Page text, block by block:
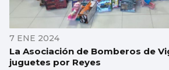
7 ENE 2024
La Asociación de Bomberos de
juguetes por Reyes